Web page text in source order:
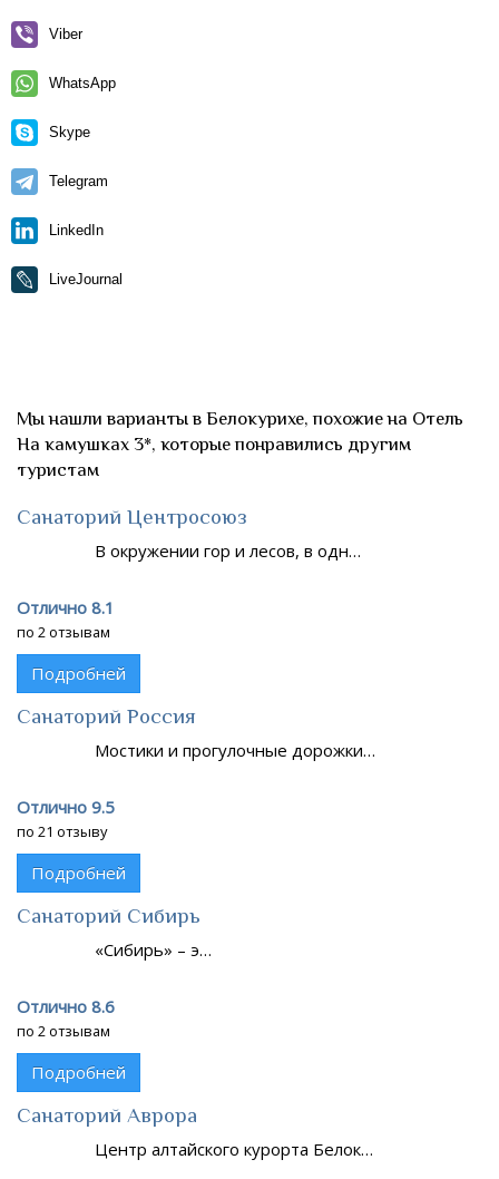
Viber
WhatsApp
Skype
Telegram
LinkedIn
LiveJournal
Мы нашли варианты в Белокурихе, похожие на Отель
На камушках 3*, которые понравились другим
туристам
Санаторий Центросоюз
В окружении гор и лесов, в одн…
Отлично 8.1
по 2 отзывам
Подробней
Санаторий Россия
Мостики и прогулочные дорожки…
Отлично 9.5
по 21 отзыву
Подробней
Санаторий Сибирь
«Сибирь» – э…
Отлично 8.6
по 2 отзывам
Подробней
Санаторий Аврора
Центр алтайского курорта Белок…